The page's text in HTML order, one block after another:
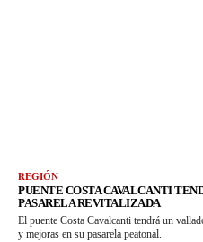
REGIÓN
PUENTE COSTA CAVALCANTI
PASARELA REVITALIZADA
El puente Costa Cavalcanti tendrá un
y mejoras en su pasarela peatonal.